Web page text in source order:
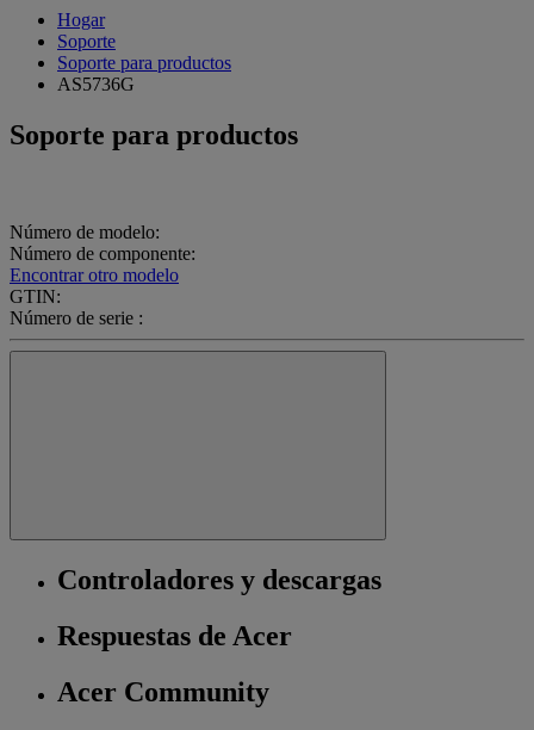
Hogar
Soporte
Soporte para productos
AS5736G
Soporte para productos
Número de modelo:
Número de componente:
Encontrar otro modelo
GTIN:
Número de serie :
Controladores y descargas
Respuestas de Acer
Acer Community